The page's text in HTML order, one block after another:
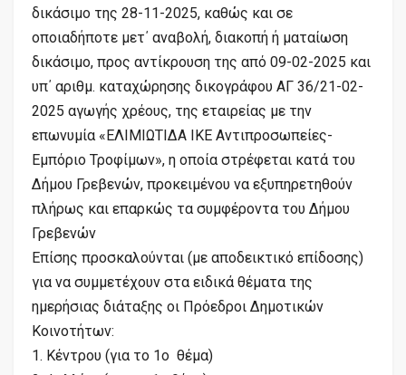
δικάσιμο της 28-11-2025, καθώς και σε
οποιαδήποτε μετ΄ αναβολή, διακοπή ή ματαίωση
δικάσιμο, προς αντίκρουση της από 09-02-2025 και
υπ΄ αριθμ. καταχώρησης δικογράφου ΑΓ 36/21-02-
2025 αγωγής χρέους, της εταιρείας με την
επωνυμία «ΕΛΙΜΙΩΤΙΔΑ ΙΚΕ Αντιπροσωπείες-
Εμπόριο Τροφίμων», η οποία στρέφεται κατά του
Δήμου Γρεβενών, προκειμένου να εξυπηρετηθούν
πλήρως και επαρκώς τα συμφέροντα του Δήμου
Γρεβενών
Επίσης προσκαλούνται (με αποδεικτικό επίδοσης)
για να συμμετέχουν στα ειδικά θέματα της
ημερήσιας διάταξης οι Πρόεδροι Δημοτικών
Κοινοτήτων:
1. Κέντρου (για το 1ο θέμα)